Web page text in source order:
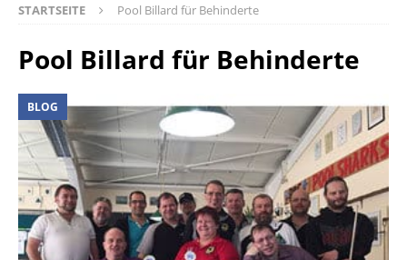
STARTSEITE Pool Billard für Behinderte
Pool Billard für Behinderte
BLOG